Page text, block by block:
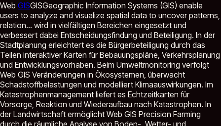
Web GISGISGeographic Information Systems (GIS) enable
users to analyze and visualize spatial data to uncover patterns,
relation... wird in vielfältigen Bereichen eingesetzt und
verbessert dabei Entscheidungsfindung und Beteiligung. In der
Stadtplanung erleichtert es die Bürgerbeteiligung durch das
Teilen interaktiver Karten für Bebauungspläne, Verkehrsplanung
und Entwicklungsvorhaben. Beim Umweltmonitoring verfolgt
Web GIS Veränderungen in Ökosystemen, überwacht
Schadstoffbelastungen und modelliert Klimaauswirkungen. Im
Katastrophenmanagement liefert es Echtzeitkarten für
Vorsorge, Reaktion und Wiederaufbau nach Katastrophen. In
der Landwirtschaft ermöglicht Web GIS Precision Farming